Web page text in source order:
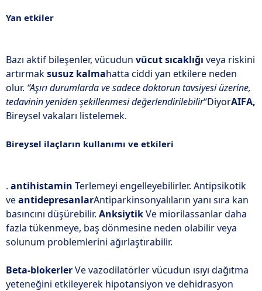
Yan etkiler
Bazı aktif bileşenler, vücudun vücut sıcaklığı veya riskini
artırmaksusuz kalmahatta ciddi yan etkilere neden
olur. “Aşırı durumlarda ve sadece doktorun tavsiyesi üzerine,
tedavinin yeniden şekillenmesi değerlendirilebilir“DiyorAIFA,
Bireysel vakaları listelemek.
Bireysel ilaçların kullanımı ve etkileri
. antihistamin Terlemeyi engelleyebilirler. Antipsikotik
veantidepresanlarAntiparkinsonyalıların yanı sıra kan
basıncını düşürebilir. AnksiytikVe miorilassanlar daha
fazla tükenmeye, baş dönmesine neden olabilir veya
solunum problemlerini ağırlaştırabilir.
Beta-blokerlerVe vazodilatörler vücudun ısıyı dağıtma
yeteneğini etkileyerek hipotansiyon ve dehidrasyon